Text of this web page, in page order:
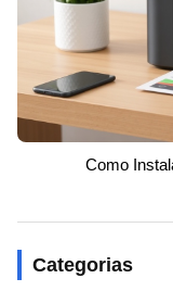
Como
Categorias